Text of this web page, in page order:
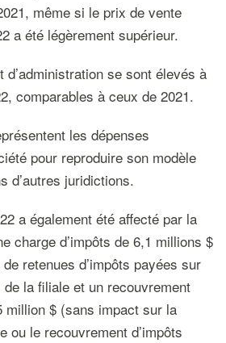
même si le prix de vente
a été légèrement supérieur.
d’administration se sont élevés à
comparables à ceux de 2021.
les dépenses
pour reproduire son modèle
d’autres juridictions.
a également été affecté par la
charge d’impôts de 6,1 millions $
retenues d’impôts payées sur
la filiale et un recouvrement
million $ (sans impact sur la
ou le recouvrement d’impôts